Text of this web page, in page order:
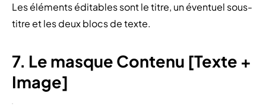
Les éléments éditables sont le titre, un éventuel sous-
titre et les deux blocs de texte.
7. Le masque Contenu [Texte +
Image]